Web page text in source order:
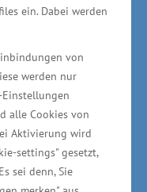
ein. Dabei werden
von
werden nur
alle Cookies von
Aktivierung wird
settings" gesetzt,
sei denn, Sie
um Bauteile
Während
durch ihre
in bestimmten
neue Methode
eine
signifikant
könnte